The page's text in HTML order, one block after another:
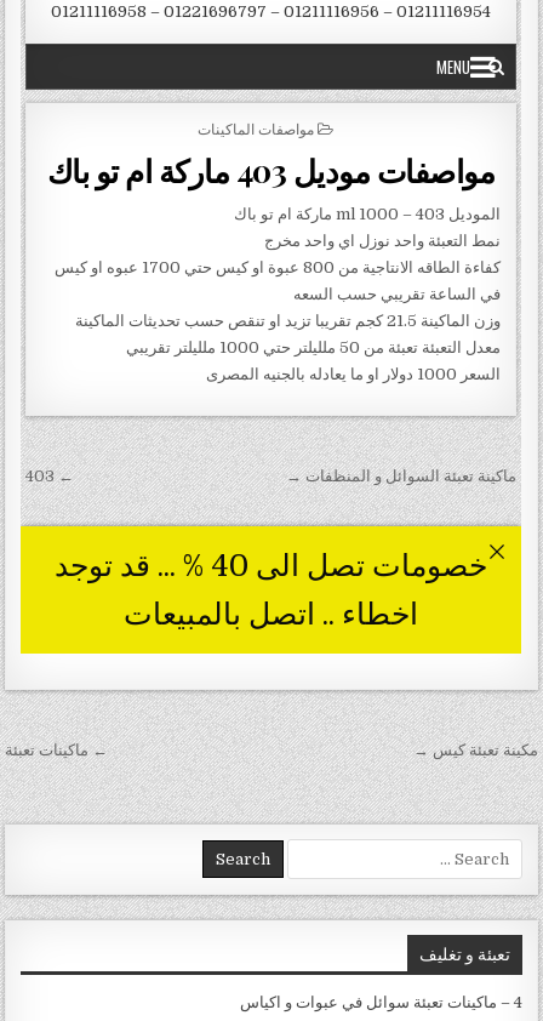
تصفّح المقالات ← ماكينات تعبئة مكينة تعبئة كيس →
Search for:
تعبئة و تغليف
4 – ماكينات تعبئة سوائل في عبوات و اكياس